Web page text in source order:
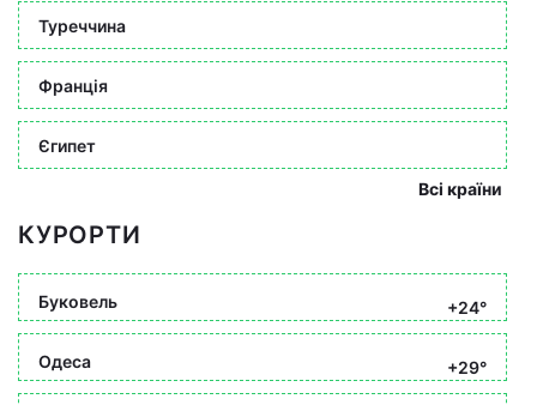
Туреччина
Франція
Єгипет
Всі країни
КУРОРТИ
Буковель +24°
Одеса +29°